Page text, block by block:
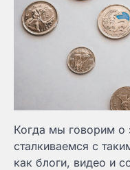
Когда мы говорим о
сталкиваемся с
как блоги, видео и